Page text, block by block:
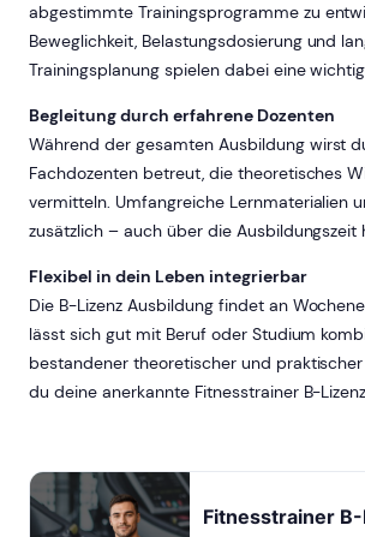
abgestimmte Trainingsprogramme zu
Beweglichkeit, Belastungsdosierung und
Trainingsplanung spielen dabei eine
Begleitung durch erfahrene Dozenten
Während der gesamten Ausbildung wirst
Fachdozenten betreut, die theoretisches
vermitteln. Umfangreiche Lernmaterialien
zusätzlich – auch über die Ausbildungszeit
Flexibel in dein Leben integrierbar
Die B-Lizenz Ausbildung findet an
lässt sich gut mit Beruf oder Studium
bestandener theoretischer und
du deine anerkannte Fitnesstrainer B-
Fitnesstrainer